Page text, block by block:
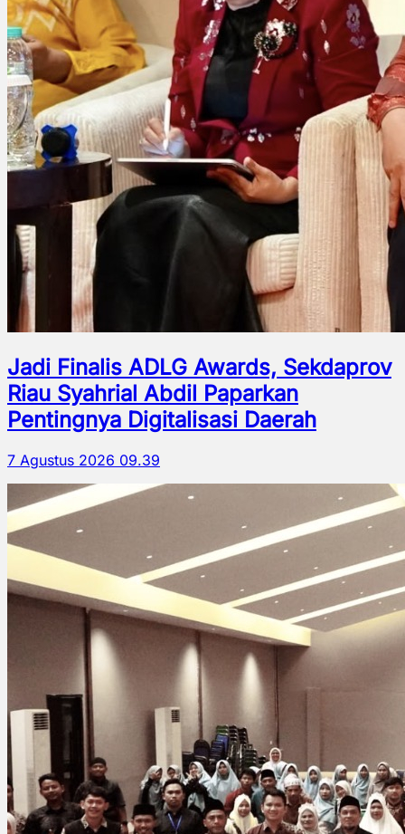
Jadi Finalis ADLG Awards, Sekdaprov
Riau Syahrial Abdil Paparkan
Pentingnya Digitalisasi Daerah
7 Agustus 2026 09.39